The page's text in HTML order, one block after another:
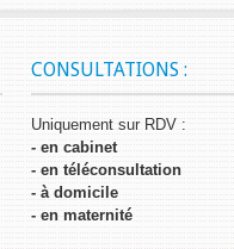
CONSULTATIONS :
Uniquement sur RDV :
- en cabinet
- en téléconsultation
- à domicile
- en maternité